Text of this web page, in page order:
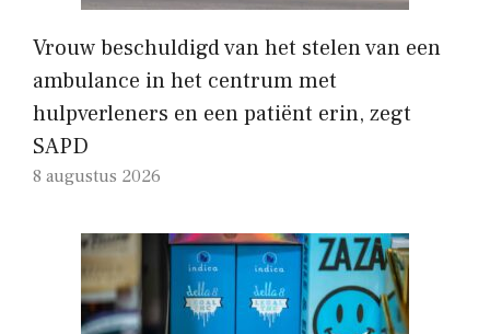
Vrouw beschuldigd van het stelen van een
ambulance in het centrum met
hulpverleners en een patiënt erin, zegt
SAPD
8 augustus 2026